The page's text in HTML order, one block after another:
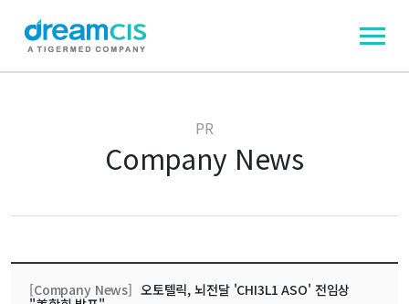
PR
Company News
[Company News] 오토텔릭, 뇌전달 'CHI3L1 ASO' 전임상